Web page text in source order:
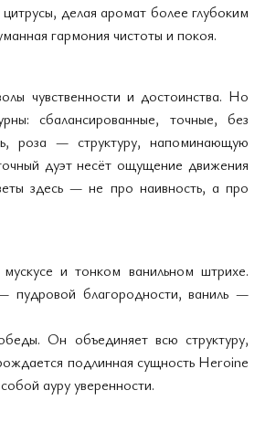
делая аромат более глубоким
гармония чистоты и покоя.
чувственности и достоинства. Но
сбалансированные, точные, без
роза — структуру, напоминающую
дуэт несёт ощущение движения
здесь — не про наивность, а про
и тонком ванильном штрихе.
пудровой благородности, ваниль —
Он объединяет всю структуру,
подлинная сущность Heroine
ауру уверенности.